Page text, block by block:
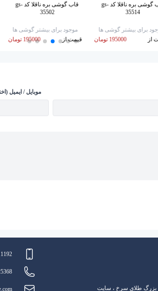
قاب گوشی بره ناقلا کد gs-
35514
برای بیشتر گوشی ها
از
195000 تومان
قاب گوشی بره ناقلا کد gs-
35502
موجود برای بیشتر گوشی ها
قیمت از
195000 تومان
موبایل / ایمیل
بزرگ طلای سرخ ، سایت